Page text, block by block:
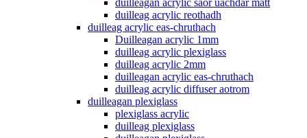
duilleagan acrylic saor uachdar matt
duilleag acrylic reothadh
duilleag acrylic eas-chruthach
Duilleagan acrylic 1mm
duilleag acrylic plexiglass
duilleag acrylic 2mm
duilleagan acrylic eas-chruthach
duilleag acrylic diffuser aotrom
duilleagan plexiglass
plexiglass acrylic
duilleag plexiglass